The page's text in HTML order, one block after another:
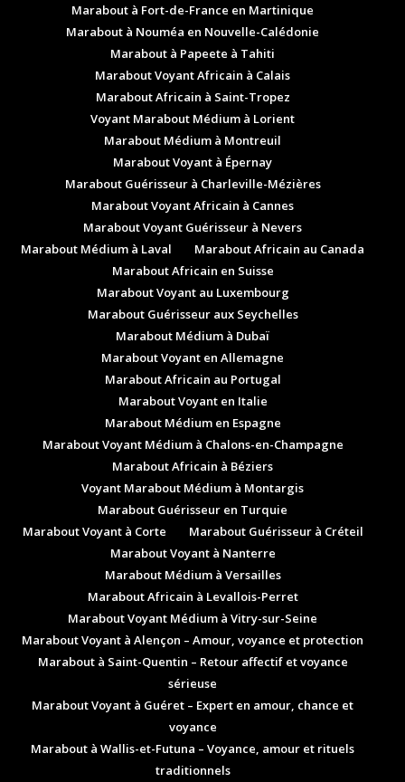
Marabout à Fort-de-France en Martinique
Marabout à Nouméa en Nouvelle-Calédonie
Marabout à Papeete à Tahiti
Marabout Voyant Africain à Calais
Marabout Africain à Saint-Tropez
Voyant Marabout Médium à Lorient
Marabout Médium à Montreuil
Marabout Voyant à Épernay
Marabout Guérisseur à Charleville-Mézières
Marabout Voyant Africain à Cannes
Marabout Voyant Guérisseur à Nevers
Marabout Médium à Laval
Marabout Africain au Canada
Marabout Africain en Suisse
Marabout Voyant au Luxembourg
Marabout Guérisseur aux Seychelles
Marabout Médium à Dubaï
Marabout Voyant en Allemagne
Marabout Africain au Portugal
Marabout Voyant en Italie
Marabout Médium en Espagne
Marabout Voyant Médium à Chalons-en-Champagne
Marabout Africain à Béziers
Voyant Marabout Médium à Montargis
Marabout Guérisseur en Turquie
Marabout Voyant à Corte
Marabout Guérisseur à Créteil
Marabout Voyant à Nanterre
Marabout Médium à Versailles
Marabout Africain à Levallois-Perret
Marabout Voyant Médium à Vitry-sur-Seine
Marabout Voyant à Alençon – Amour, voyance et protection
Marabout à Saint-Quentin – Retour affectif et voyance
sérieuse
Marabout Voyant à Guéret – Expert en amour, chance et
voyance
Marabout à Wallis-et-Futuna – Voyance, amour et rituels
traditionnels